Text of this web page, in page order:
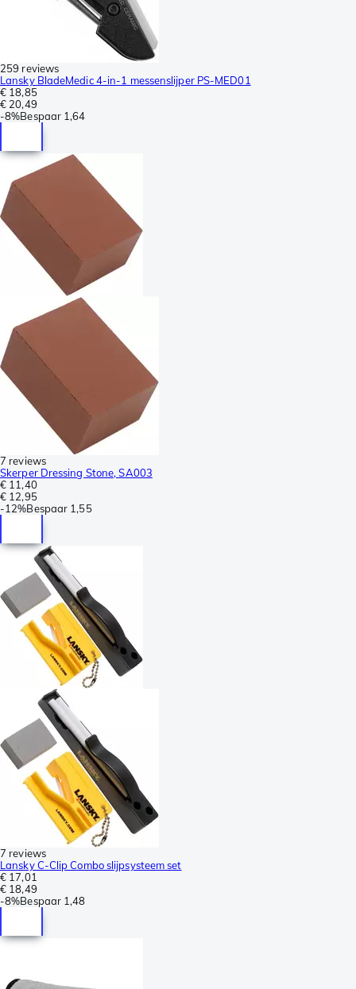
259 reviews
Lansky BladeMedic 4-in-1 messenslijper PS-MED01
€ 18,85
€ 20,49
-8%Bespaar 1,64
7 reviews
Skerper Dressing Stone, SA003
€ 11,40
€ 12,95
-12%Bespaar 1,55
7 reviews
Lansky C-Clip Combo slijpsysteem set
€ 17,01
€ 18,49
-8%Bespaar 1,48